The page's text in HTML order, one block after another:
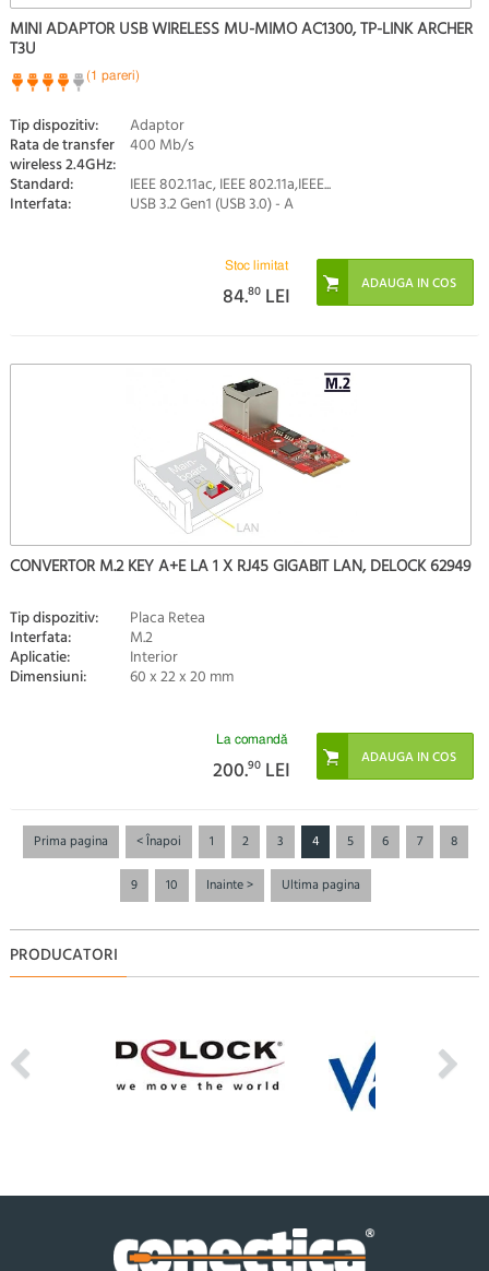
MINI ADAPTOR USB WIRELESS MU-MIMO AC1300, TP-LINK ARCHER
T3U
(1 pareri)
Tip dispozitiv: Adaptor
Rata de transfer
wireless 2.4GHz:
400 Mb/s
Standard:
IEEE 802.11ac, IEEE 802.11a,IEEE...
Interfata: USB 3.2 Gen1 (USB 3.0) - A
Stoc limitat
84.80 LEI
CONVERTOR M.2 KEY A+E LA 1 X RJ45 GIGABIT LAN, DELOCK 62949
Tip dispozitiv: Placa Retea
Interfata: M.2
Aplicatie: Interior
Dimensiuni: 60 x 22 x 20 mm
La comandă
200.90 LEI
Prima pagina < Înapoi 1 2 3 4 5 6 7
8
9
10 Inainte > Ultima pagina
PRODUCATORI